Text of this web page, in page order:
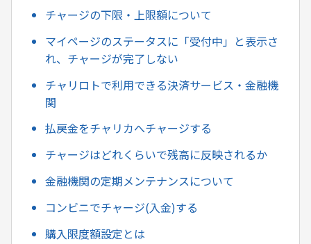
チャージの下限・上限額について
マイページのステータスに「受付中」と表示さ
れ、チャージが完了しない
チャリロトで利用できる決済サービス・金融機
関
払戻金をチャリカへチャージする
チャージはどれくらいで残高に反映されるか
金融機関の定期メンテナンスについて
コンビニでチャージ(入金)する
購入限度額設定とは